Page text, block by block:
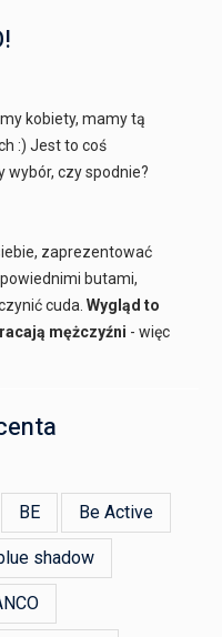
kobiety, mamy tą
:) Jest to coś
czy spodnie?
zaprezentować
butami,
cuda.Wygląd to
mężczyźni - więc
BE Be Active
shadow